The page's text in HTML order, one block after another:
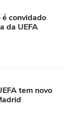
convidado
da UEFA
tem novo